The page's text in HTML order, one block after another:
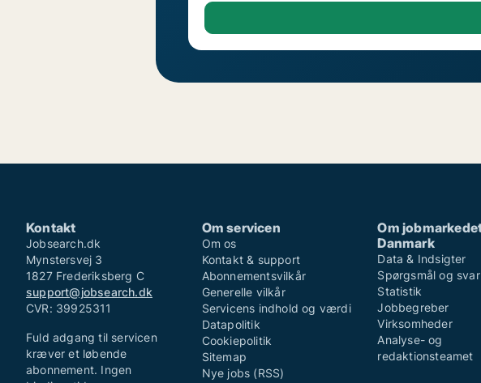
Kontakt
Jobsearch.dk
Mynstersvej 3
1827 Frederiksberg C
support@jobsearch.dk
CVR: 39925311
Fuld adgang til servicen
kræver et løbende
abonnement. Ingen
Om servicen
Om os
Kontakt & support
Abonnementsvilkår
Generelle vilkår
Servicens indhold og værdi
Datapolitik
Cookiepolitik
Sitemap
Nye jobs (RSS)
Om
Danmark
Data & Indsigter
Spørgsmål og svar
Statistik
Jobbegreber
Virksomheder
Analyse- og
redaktionsteamet